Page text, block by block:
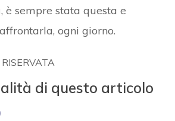
è sempre stata questa e
ogni giorno.
di questo articolo